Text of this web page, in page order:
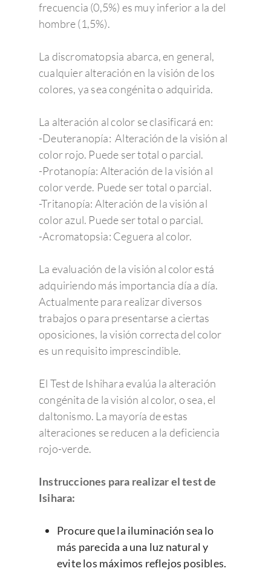
frecuencia (0,5%) es muy inferior a la del
hombre (1,5%).
La discromatopsia abarca, en general,
cualquier alteración en la visión de los
colores, ya sea congénita o adquirida.
La alteración al color se clasificará en:
-Deuteranopía: Alteración de la visión al
color rojo. Puede ser total o parcial.
-Protanopía: Alteración de la visión al
color verde. Puede ser total o parcial.
-Tritanopía: Alteración de la visión al
color azul. Puede ser total o parcial.
-Acromatopsia: Ceguera al color.
La evaluación de la visión al color está
adquiriendo más importancia día a día.
Actualmente para realizar diversos
trabajos o para presentarse a ciertas
oposiciones, la visión correcta del color
es un requisito imprescindible.
El Test de Ishihara evalúa la alteración
congénita de la visión al color, o sea, el
daltonismo. La mayoría de estas
alteraciones se reducen a la deficiencia
rojo-verde.
Instrucciones para realizar el test de
Isihara:
Procure que la iluminación sea lo
más parecida a una luz natural y
evite los máximos reflejos posibles.
Córnea
Conjuntivitis
Síndrome de Sjörgen
Queratocono
Queratitis
Retina y mácula
Retinopatía
Desprendimiento de
Retinopatía
Miopía,
Oftalmología pedriática
Terapias visuales
Control de la miopía
Tratamientos
Cirugía refractiva
Cirugía de la presbicia
Ergoftalmología
Oftalmología pedriática
Admira Visión
Equipo directivo
Equipo de profesionales
Oftalmólogos
Unidades clínicas
Últimas noticias
Responsabilidad Social
Corporativa
Para profesionales
Member of
Pide cita
Pide Cita